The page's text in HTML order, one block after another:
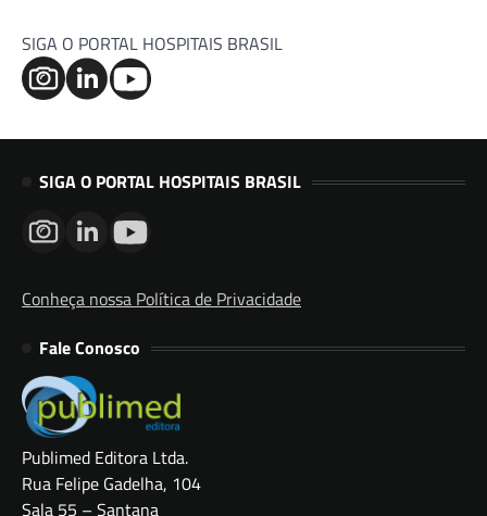
SIGA O PORTAL HOSPITAIS BRASIL
SIGA O PORTAL HOSPITAIS BRASIL
Conheça nossa Política de Privacidade
Fale Conosco
Publimed Editora Ltda.
Rua Felipe Gadelha, 104
Sala 55 – Santana